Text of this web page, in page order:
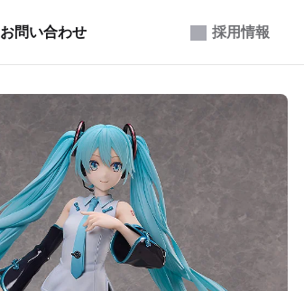
採用情報
お問い合わせ